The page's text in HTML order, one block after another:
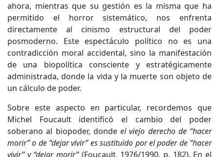
ahora, mientras que su gestión es la misma que ha
permitido el horror sistemático, nos enfrenta
directamente al cinismo estructural del poder
posmoderno. Este espectáculo político no es una
contradicción moral accidental, sino la manifestación
de una biopolítica consciente y estratégicamente
administrada, donde la vida y la muerte son objeto de
un cálculo de poder.
Sobre este aspecto en particular, recordemos que
Michel Foucault identificó el cambio del poder
soberano al biopoder, donde el viejo derecho de “hacer
morir” o de “dejar vivir” es sustituido por el poder de “hacer
vivir” y “dejar morir”(Foucault, 1976/1990, p. 182). En el